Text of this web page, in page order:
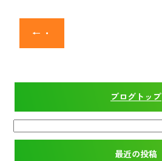
← ・
ブログトップ
最近の投稿